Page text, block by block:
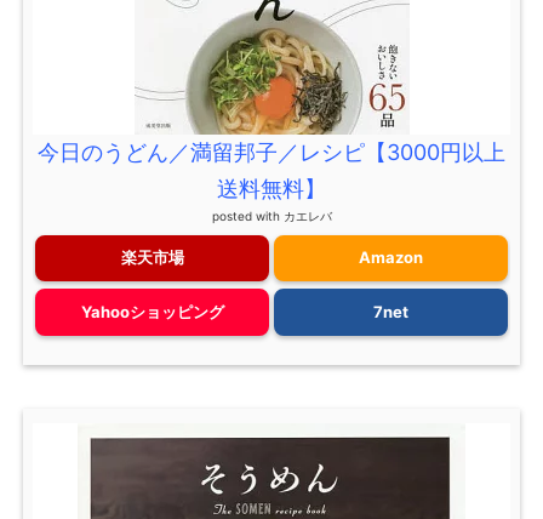
今日のうどん／満留邦子／レシピ【3000円以上
送料無料】
posted with カエレバ
楽天市場 Amazon
Yahooショッピング 7net